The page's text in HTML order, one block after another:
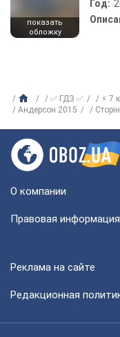
показать
обложку
Год:
✅ ГДЗ ✅ ⚡ 7
Андерсон 2015
О компании
Правовая информация
Реклама на сайте
Редакционная